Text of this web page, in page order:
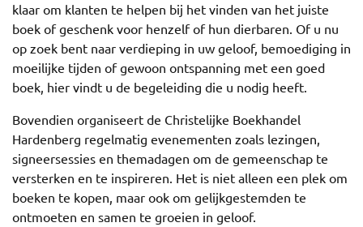
klaar om klanten te helpen bij het vinden van het juiste
boek of geschenk voor henzelf of hun dierbaren. Of u nu
op zoek bent naar verdieping in uw geloof, bemoediging in
moeilijke tijden of gewoon ontspanning met een goed
boek, hier vindt u de begeleiding die u nodig heeft.
Bovendien organiseert de Christelijke Boekhandel
Hardenberg regelmatig evenementen zoals lezingen,
signeersessies en themadagen om de gemeenschap te
versterken en te inspireren. Het is niet alleen een plek om
boeken te kopen, maar ook om gelijkgestemden te
ontmoeten en samen te groeien in geloof.